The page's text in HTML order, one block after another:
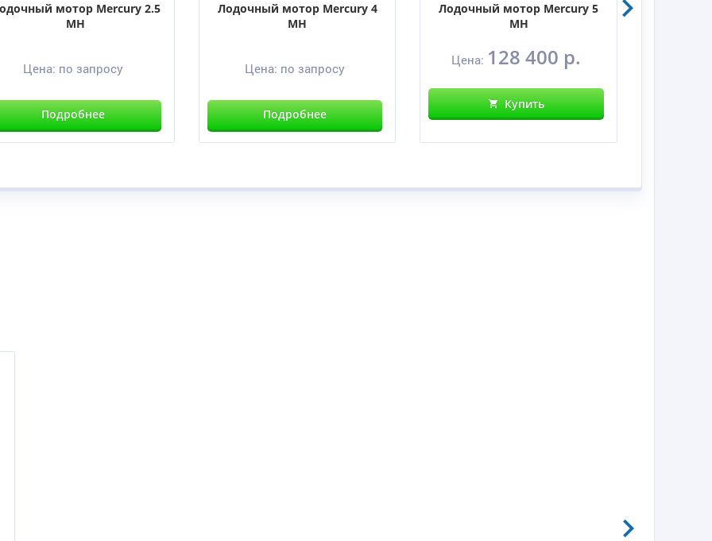
мотор Mercury 2.5
MH
Цена: по запросу
Подробнее
Лодочный мотор Mercury 4
MH
Цена: по запросу
Подробнее
Лодочный мотор Mercury 5
MH
Цена: 128 400 р.
Купить